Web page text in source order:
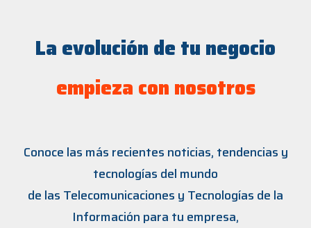
La evolución de tu negocio
empieza con nosotros
Conoce las más recientes noticias, tendencias y
tecnologías del mundo
de las Telecomunicaciones y Tecnologías de la
Información para tu empresa,